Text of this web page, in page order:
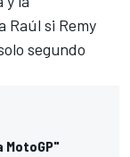
Raúl si Remy
segundo